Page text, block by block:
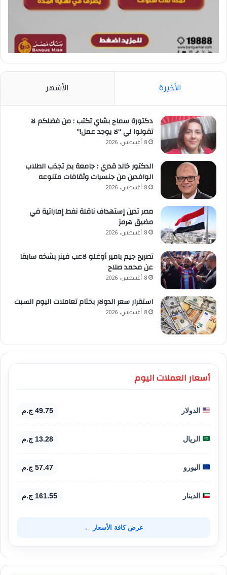
الأخيرة الأشهر
دكتورة سماح بشاي تكتب : من فضلكم لا
تقولوا لي “لا يوجد عمل!”
8 أغسطس، 2026
الدكتور خالد قدري : جامعة بدر تجذب الطلاب
الوافدين من جنسيات وثقافات متنوعه
8 أغسطس، 2026
مصر تدين إستهداف ناقلة نفط إماراتية في
مضيق هرمز
8 أغسطس، 2026
تصريح جيم بامير أوغلو لاعب فينر بشخه سابقا
عن محمد صلاح
8 أغسطس، 2026
استقرار سعر الدولار بختام تعاملات اليوم السبت
8 أغسطس، 2026
أسعار العملات اليوم
الدولار 49.75 ج.م
الريال 13.28 ج.م
اليورو 57.47 ج.م
الدينار 161.55 ج.م
عرض كافة الأسعار ←